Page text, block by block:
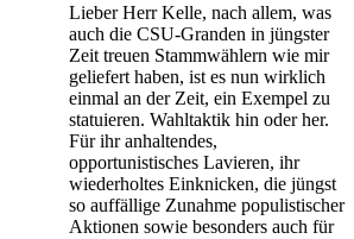
Lieber Herr Kelle, nach allem, was
auch die CSU-Granden in jüngster
Zeit treuen Stammwählern wie mir
geliefert haben, ist es nun wirklich
einmal an der Zeit, ein Exempel zu
statuieren. Wahltaktik hin oder her.
Für ihr anhaltendes,
opportunistisches Lavieren, ihr
wiederholtes Einknicken, die jüngst
so auffällige Zunahme populistischer
Aktionen sowie besonders auch für